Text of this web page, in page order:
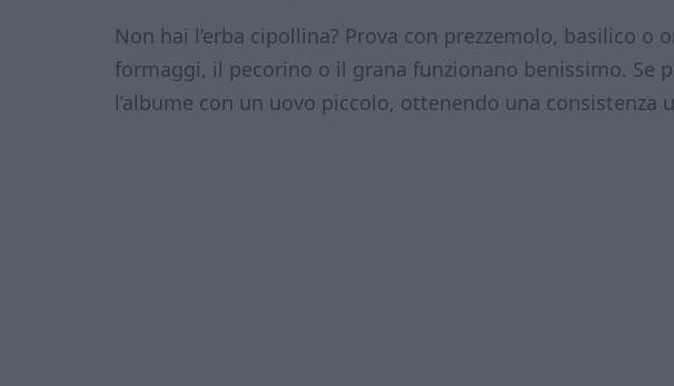
Non hai l’erba cipollina? Prova con prezzemolo, basilico o
formaggi, il pecorino o il grana funzionano benissimo. Se
l’albume con un uovo piccolo, ottenendo una consistenza